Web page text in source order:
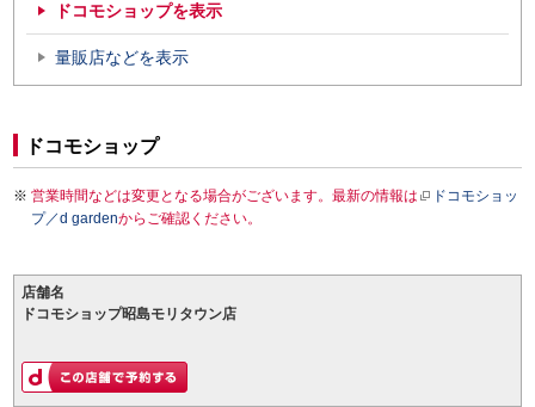
ドコモショップを表示
量販店などを表示
ドコモショップ
営業時間などは変更となる場合がございます。最新の情報は
ドコモショッ
プ／d gardenからご確認ください。
店舗名
ドコモショップ昭島モリタウン店